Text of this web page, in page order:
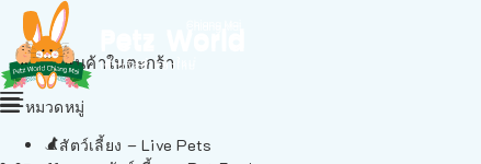
ไม่มีสินค้าในตะกร้า
หมวดหมู่
สัตว์เลี้ยง – Live Pets